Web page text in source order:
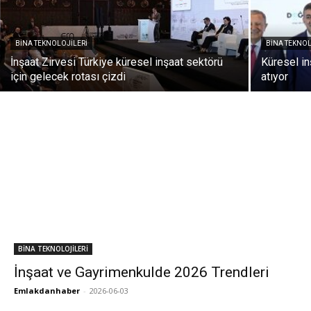
BİNA TEKNOLOJİLERİ
İnşaat Zirvesi Türkiye küresel inşaat sektörü
için gelecek rotası çizdi
BİNA
Küresel
atıyor
BİNA TEKNOLOJİLERİ
İnşaat ve Gayrimenkulde 2026 Trendleri
Emlakdanhaber - 2026-06-03